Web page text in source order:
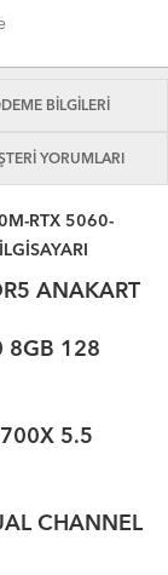
BİLGİLERİ
YORUMLARI
RTX 5060-
ANAKART
8GB 128
5.5